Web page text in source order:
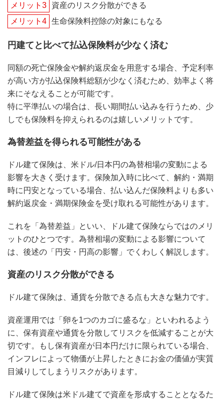
メリット3
資産のリスク分散ができる
メリット4 生命保険料控除の対象にもなる
円建てと比べて払込保険料が少なく済む
同額の死亡保険金や解約返戻金を用意する場合、予定利率
が高い方が払込保険料総額が少なく済むため、効率よく将
来にそなえることが可能です。
特に平準払いの場合は、長い期間払い込みを行うため、少
しでも保険料を抑えられるのは嬉しいメリットです。
為替差益を得られる可能性がある
ドル建て保険は、米ドル/日本円の為替相場の変動による
影響を大きく受けます。保険加入時に比べて、解約・満期
時に円安となっている場合、払い込んだ保険料よりも多い
解約返戻金・満期保険金を受け取れる可能性があります。
これを「為替差益」といい、ドル建て保険ならではのメリ
ットのひとつです。為替相場の変動による影響について
は、後述の「円安・円高の影響」でくわしく解説します。
資産のリスク分散ができる
ドル建て保険は、通貨を分散できる点も大きな魅力です。
資産運用では「卵を1つのカゴに盛るな」といわれるよう
に、保有資産や通貨を分散してリスクを低減することが大
切です。もし保有資産が日本円だけに限られている場合、
インフレによって物価が上昇したときにお金の価値が実質
目減りしてしまうリスクがあります。
ドル建て保険は米ドル建てで資産を形成することとなるた